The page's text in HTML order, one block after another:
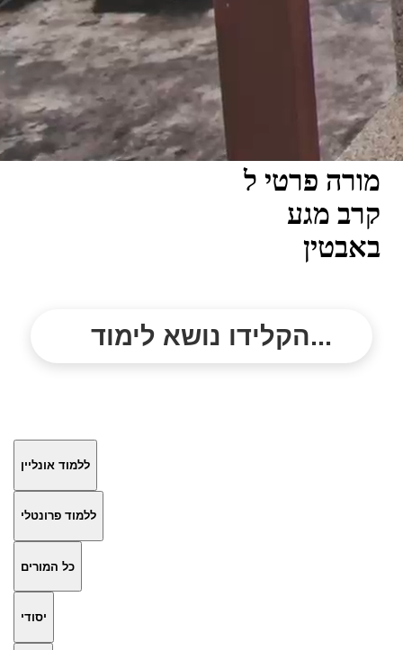
מורה פרטי ל
קרב מגע
באבטין
הקלידו נושא לימוד...
ללמוד אונליין
ללמוד פרונטלי
כל המורים
יסודי